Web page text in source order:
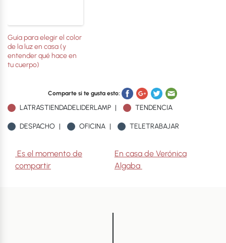
Guía para elegir el color
de la luz en casa (y
entender qué hace en
tu cuerpo)
Comparte si te gusta esto:
LATRASTIENDADELIDERLAMP TENDENCIA
DESPACHO OFICINA TELETRABAJAR
Navegación de entradas
Es el momento de
compartir
En casa de Verónica
Algaba